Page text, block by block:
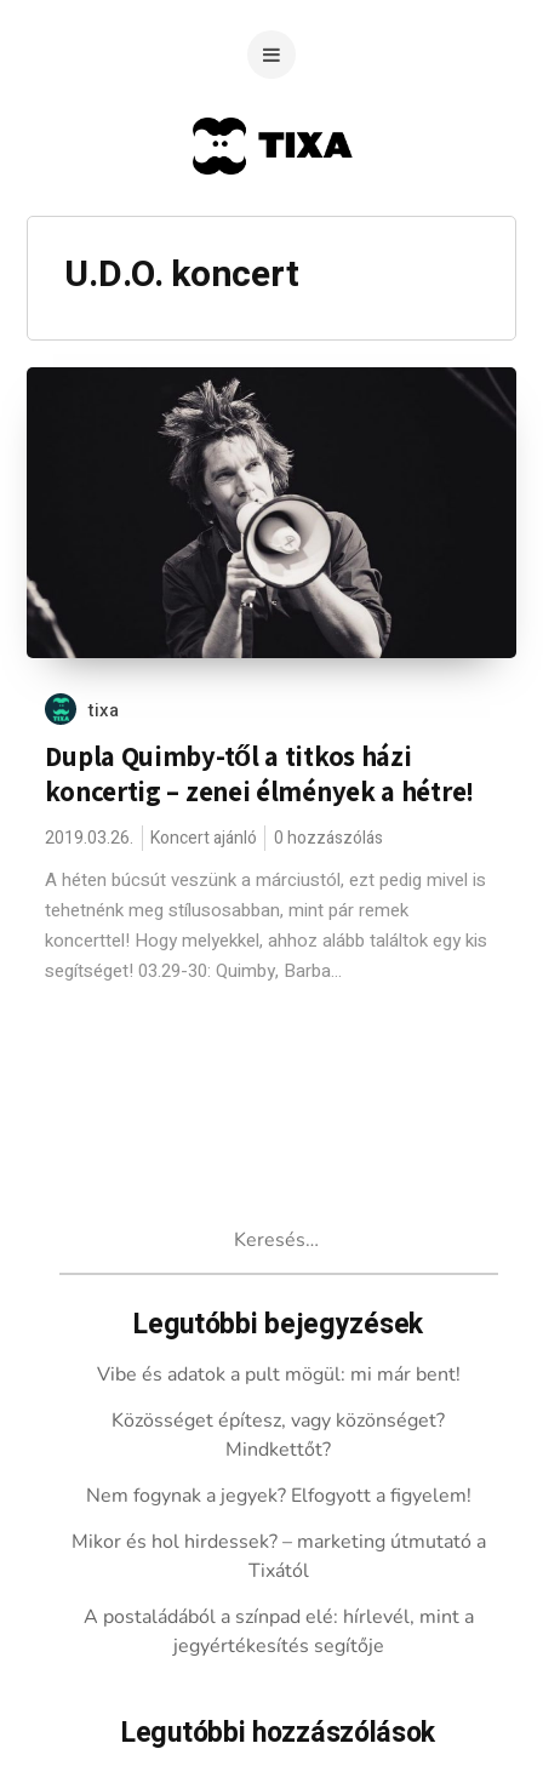
U.D.O. koncert
tixa
Dupla Quimby-től a titkos házi
koncertig – zenei élmények a hétre!
2019.03.26. Koncert ajánló 0 hozzászólás
A héten búcsút veszünk a márciustól, ezt pedig mivel is
tehetnénk meg stílusosabban, mint pár remek
koncerttel! Hogy melyekkel, ahhoz alább találtok egy kis
segítséget! 03.29-30: Quimby, Barba...
Legutóbbi bejegyzések
Vibe és adatok a pult mögül: mi már bent!
Közösséget építesz, vagy közönséget?
Mindkettőt?
Nem fogynak a jegyek? Elfogyott a figyelem!
Mikor és hol hirdessek? – marketing útmutató a
Tixától
A postaládából a színpad elé: hírlevél, mint a
jegyértékesítés segítője
Legutóbbi hozzászólások